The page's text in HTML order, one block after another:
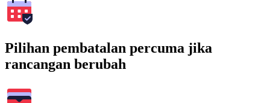
Pilihan pembatalan percuma jika
rancangan berubah